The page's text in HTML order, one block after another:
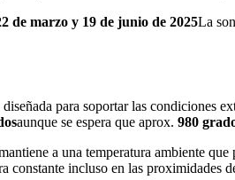
de marzo y 19 de junio de 2025La
para soportar las condiciones
aunque se espera que aprox. 980
a una temperatura ambiente
constante incluso en las proximidades